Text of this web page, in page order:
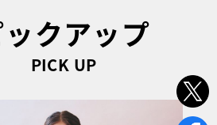
ックアップ
PICK UP